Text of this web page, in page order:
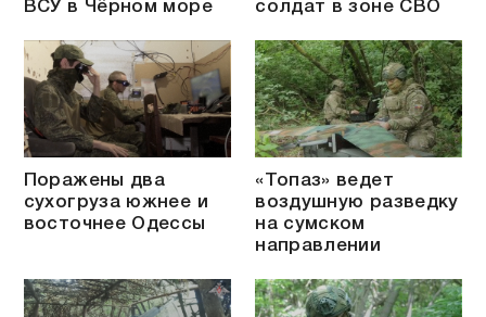
ВСУ в Чёрном море
солдат в зоне СВО
Поражены два
сухогруза южнее и
восточнее Одессы
«Топаз» ведет
воздушную разведку
на сумском
направлении